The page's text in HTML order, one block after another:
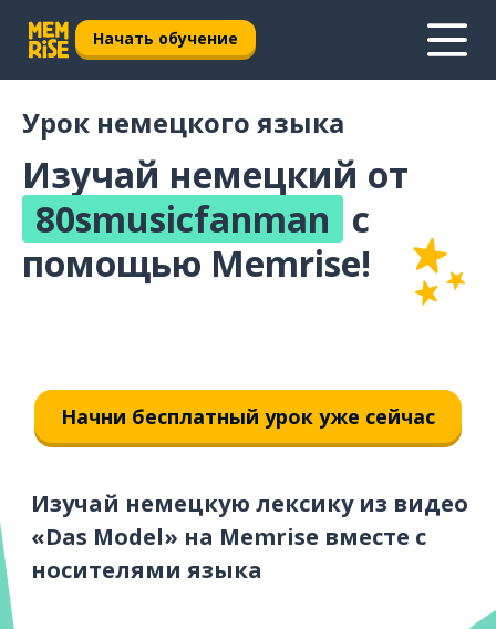
Начать обучение
Урок немецкого языка
Изучай немецкий от
80smusicfanman с
помощью Memrise!
Начни бесплатный урок уже сейчас
Изучай немецкую лексику из видео
«Das Model» на Memrise вместе с
носителями языка